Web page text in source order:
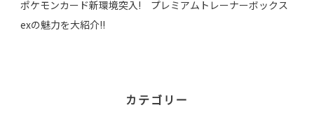
ポケモンカード新環境突入! プレミアムトレーナーボックス
exの魅力を大紹介!!
カテゴリー